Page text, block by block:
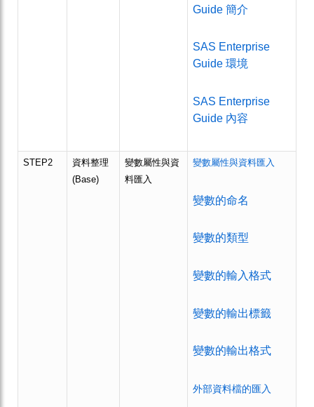
Guide 簡介
SAS Enterprise
Guide 環境
SAS Enterprise
Guide 內容
STEP2
資料整理
(Base)
變數屬性與資
料匯入
變數屬性與資料匯入
變數的命名
變數的類型
變數的輸入格式
變數的輸出標籤
變數的輸出格式
外部資料檔的匯入